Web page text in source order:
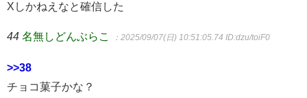
Xしかねえなと確信した
44 名無しどんぶらこ ：2025/09/07(日) 10:51:05.74 ID:dzu/toiF0
>>38
チョコ菓子かな？